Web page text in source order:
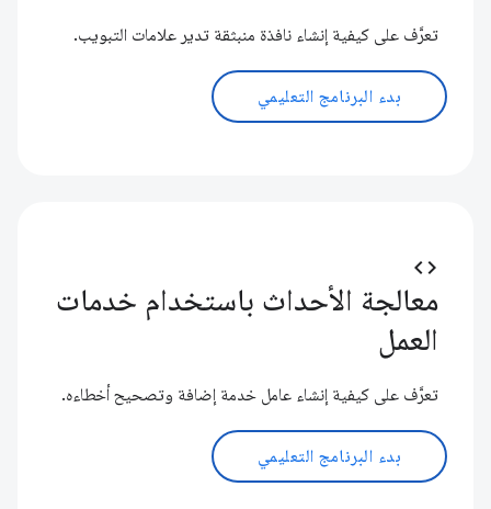
تعرَّف على كيفية إنشاء نافذة منبثقة تدير علامات التبويب.
بدء البرنامج التعليمي
code
معالجة الأحداث باستخدام خدمات
العمل
تعرَّف على كيفية إنشاء عامل خدمة إضافة وتصحيح أخطاءه.
بدء البرنامج التعليمي